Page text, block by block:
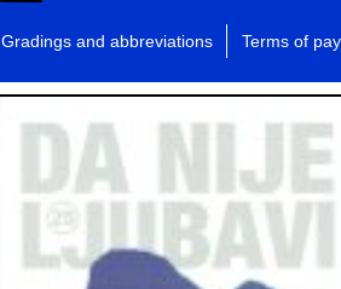
Gradings and abbreviations Terms of